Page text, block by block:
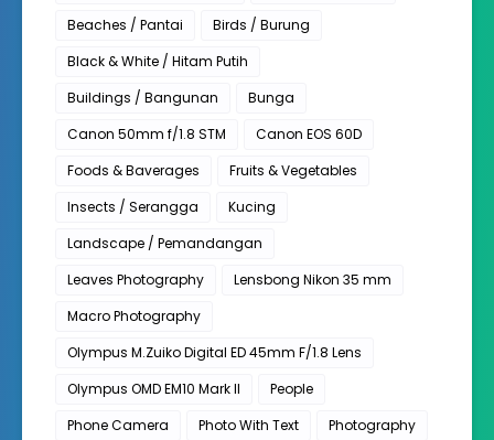
Beaches / Pantai
Birds / Burung
Black & White / Hitam Putih
Buildings / Bangunan
Bunga
Canon 50mm f/1.8 STM
Canon EOS 60D
Foods & Baverages
Fruits & Vegetables
Insects / Serangga
Kucing
Landscape / Pemandangan
Leaves Photography
Lensbong Nikon 35 mm
Macro Photography
Olympus M.Zuiko Digital ED 45mm F/1.8 Lens
Olympus OMD EM10 Mark II
People
Phone Camera
Photo With Text
Photography